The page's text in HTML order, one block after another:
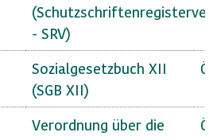
- SRV)
Sozialgesetzbuch XII
(SGB XII)
Verordnung über die